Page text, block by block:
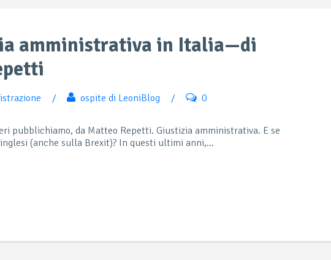
amministrativa in Italia—di
/ ospite di LeoniBlog / 0
pubblichiamo, da Matteo Repetti. Giustizia amministrativa. E se
(anche sulla Brexit)? In questi ultimi anni,...